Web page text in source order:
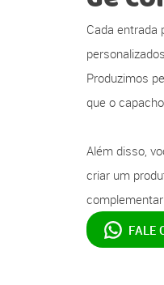
Cada entrada
Produzimos
que o
Além disso,
criar um
FALE